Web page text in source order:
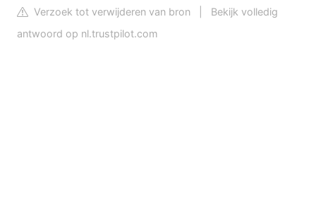
Verzoek tot verwijderen van bron
Bekijk volledig
antwoord op nl.trustpilot.com